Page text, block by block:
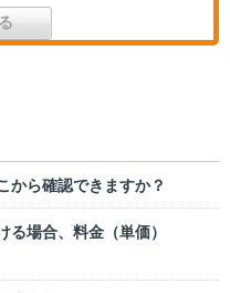
から確認できますか？
場合、料金（単価）